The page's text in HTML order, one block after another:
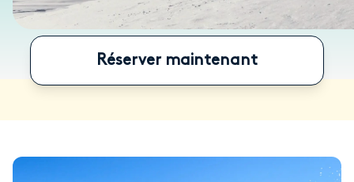
Réserver maintenant